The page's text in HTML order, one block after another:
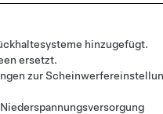
hinzugefügt.
ersetzt.
zur